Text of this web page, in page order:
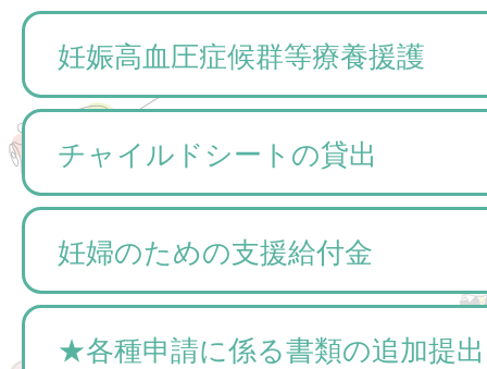
妊娠高血圧症候群等療養援護
チャイルドシートの貸出
妊婦のための支援給付金
★各種申請に係る書類の追加提